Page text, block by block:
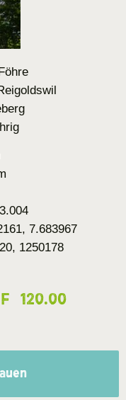
7.683967
1250178
120.00